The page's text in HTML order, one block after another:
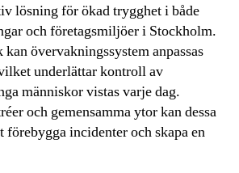
lösning för ökad trygghet i både
och företagsmiljöer i Stockholm.
övervakningssystem anpassas
underlättar kontroll av
människor vistas varje dag.
och gemensamma ytor kan dessa
incidenter och skapa en